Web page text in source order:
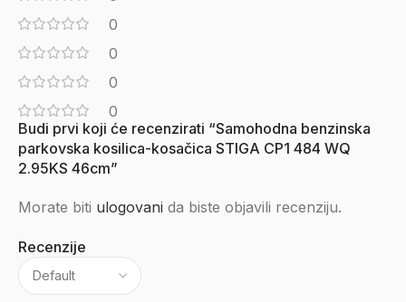
0
0
0
0
Recenzije
Budi prvi koji će recenzirati “Samohodna benzinska
parkovska kosilica-kosačica STIGA CP1 484 WQ
2.95KS 46cm”
Morate biti ulogovani da biste objavili recenziju.